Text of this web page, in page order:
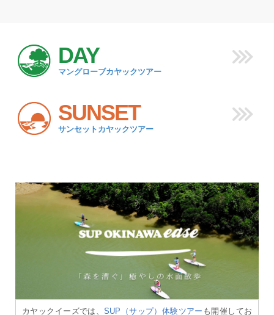
DAY
マングローブカヤックツアー
SUNSET
サンセットカヤックツアー
カヤックイーズでは、SUP（サップ）体験ツアー も開催してお